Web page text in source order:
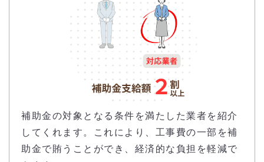
補助金の対象となる条件を満たした業者を紹介
してくれます。これにより、工事費の一部を補
助金で賄うことができ、経済的な負担を軽減で